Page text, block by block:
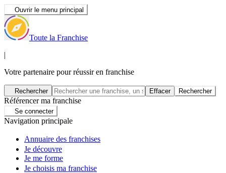
Ouvrir le menu principal
Toute la Franchise
|
Votre partenaire pour réussir en franchise
Rechercher Effacer Rechercher
Référencer ma franchise
Se connecter
Navigation principale
Annuaire des franchises
Je découvre
Je me forme
Je choisis ma franchise